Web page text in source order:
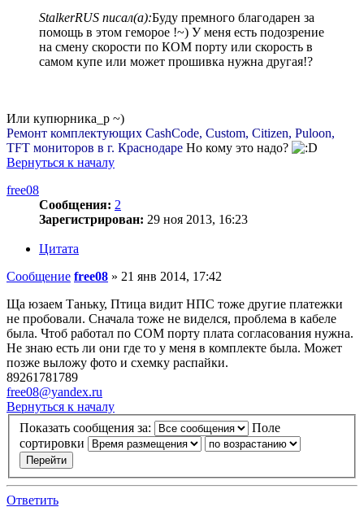
StalkerRUS писал(а):Буду премного благодарен за
помощь в этом геморое !~) У меня есть подозрение
на смену скорости по КОМ порту или скорость в
самом купе или может прошивка нужна другая!?
Или купюрникa_p ~)
Ремонт комплектующих CashCode, Custom, Citizen, Puloon,
TFT мониторов в г. Краснодаре Но кому это надо?
Вернуться к началу
free08
Сообщения: 2
Зарегистрирован: 29 ноя 2013, 16:23
Цитата
Сообщение free08 » 21 янв 2014, 17:42
Ща юзаем Таньку, Птица видит НПС тоже другие платежки
не пробовали. Сначала тоже не виделся, проблема в кабеле
была. Чтоб работал по СОМ порту плата согласования нужна.
Не знаю есть ли они где то у меня в комплекте была. Может
позже выложу фото и схемку распайки.
89261781789
free08@yandex.ru
Вернуться к началу
Показать сообщения за:
Поле
сортировки
Ответить